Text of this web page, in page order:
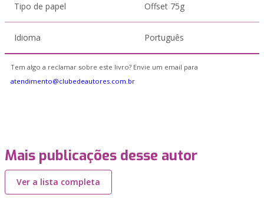
Tipo de papel Offset 75g
Idioma Português
Tem algo a reclamar sobre este livro? Envie um email para
atendimento@clubedeautores.com.br
Mais publicações desse autor
Ver a lista completa